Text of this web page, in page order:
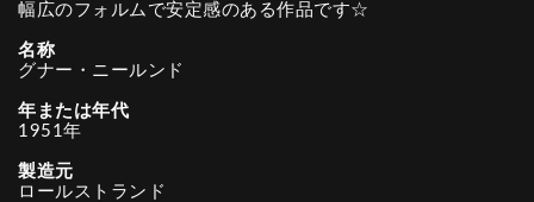
幅広のフォルムで安定感のある作品です☆
名称
グナー・ニールンド
年または年代
1951年
製造元
ロールストランド